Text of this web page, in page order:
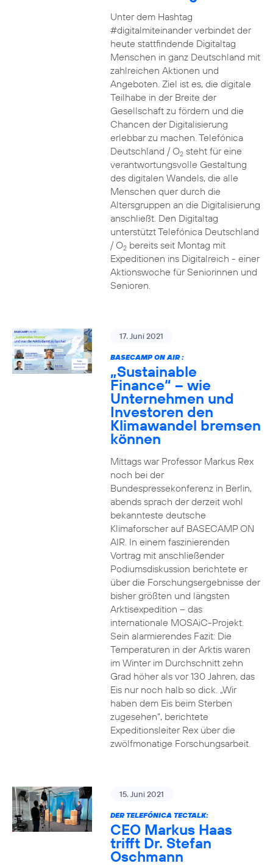
Unter dem Hashtag
#digitalmiteinander verbindet der
heute stattfindende Digitaltag
Menschen in ganz Deutschland mit
zahlreichen Aktionen und
Angeboten. Ziel ist es, die digitale
Teilhabe in der Breite der
Gesellschaft zu fördern und die
Chancen der Digitalisierung
erlebbar zu machen. Telefónica
Deutschland / O2steht für eine
verantwortungsvolle Gestaltung
des digitalen Wandels, die alle
Menschen quer durch die
Altersgruppen an die Digitalisierung
anschließt. Den Digitaltag
unterstützt Telefónica Deutschland
/ O2bereits seit Montag mit
Expeditionen ins Digitalreich - einer
Aktionswoche für Seniorinnen und
Senioren.
17. Juni 2021
BASECAMP ON AIR :
„Sustainable
Finance“ – wie
Unternehmen und
Investoren den
Klimawandel bremsen
können
Mittags war Professor Markus Rex
noch bei der
Bundespressekonferenz in Berlin,
abends sprach der derzeit wohl
bekannteste deutsche
Klimaforscher auf BASECAMP ON
AIR. In einem faszinierenden
Vortrag mit anschließender
Podiumsdiskussion berichtete er
über die Forschungsergebnisse der
bisher größten und längsten
Arktisexpedition – das
internationale MOSAiC-Projekt.
Sein alarmierendes Fazit: Die
Temperaturen in der Arktis waren
im Winter im Durchschnitt zehn
Grad höher als vor 130 Jahren, das
Eis nur noch halb so dick. „Wir
haben dem Eis beim Sterben
zugesehen“, berichtete
Expeditionsleiter Rex über die
zwölfmonatige Forschungsarbeit.
15. Juni 2021
DER TELEFÓNICA TECTALK:
CEO Markus Haas
trifft Dr. Stefan
Oschmann